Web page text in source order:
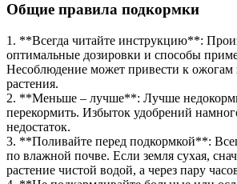
Общие правила подкормки
1. **Всегда читайте инструкцию**:
оптимальные дозировки и способы
Несоблюдение может привести к ожогам
растения.
2. **Меньше – лучше**: Лучше
перекормить. Избыток удобрений
недостаток.
3. **Поливайте перед подкормкой**:
по влажной почве. Если земля сухая,
растение чистой водой, а через пару